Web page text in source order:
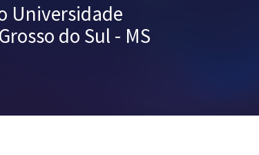
Universidade
do Sul - MS